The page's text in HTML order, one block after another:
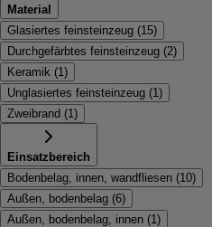
Material
Glasiertes feinsteinzeug (15)
Durchgefärbtes feinsteinzeug (2)
Keramik (1)
Unglasiertes feinsteinzeug (1)
Zweibrand (1)
Einsatzbereich
Bodenbelag, innen, wandfliesen (10)
Außen, bodenbelag (6)
Außen, bodenbelag, innen (1)